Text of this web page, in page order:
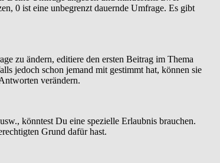
0 ist eine unbegrenzt dauernde Umfrage. Es gibt
zu ändern, editiere den ersten Beitrag im Thema
jedoch schon jemand mit gestimmt hat, können sie
verändern.
könntest Du eine spezielle Erlaubnis brauchen.
Grund dafür hast.